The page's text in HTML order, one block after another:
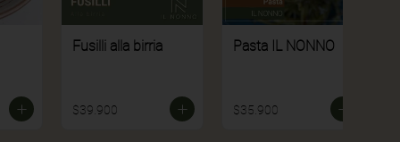
Fusilli alla birria
$39.900
Pasta IL NONNO
$35.900